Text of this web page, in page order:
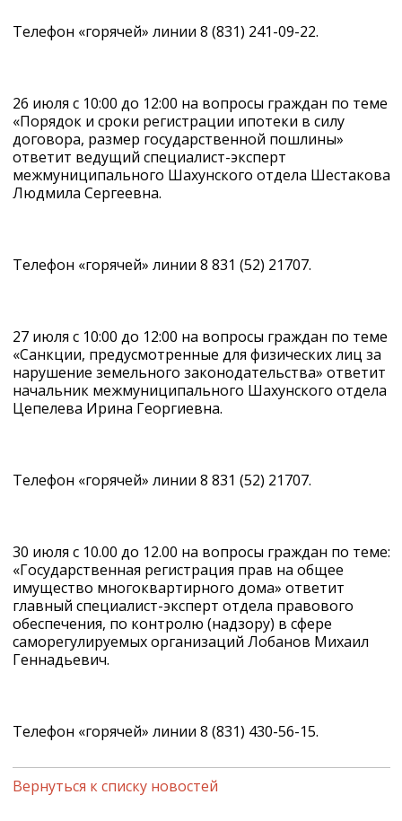
Телефон «горячей» линии 8 (831) 241-09-22.
26 июля с 10:00 до 12:00 на вопросы граждан по теме
«Порядок и сроки регистрации ипотеки в силу
договора, размер государственной пошлины»
ответит ведущий специалист-эксперт
межмуниципального Шахунского отдела Шестакова
Людмила Сергеевна.
Телефон «горячей» линии 8 831 (52) 21707.
27 июля с 10:00 до 12:00 на вопросы граждан по теме
«Санкции, предусмотренные для физических лиц за
нарушение земельного законодательства» ответит
начальник межмуниципального Шахунского отдела
Цепелева Ирина Георгиевна.
Телефон «горячей» линии 8 831 (52) 21707.
30 июля с 10.00 до 12.00 на вопросы граждан по теме:
«Государственная регистрация прав на общее
имущество многоквартирного дома» ответит
главный специалист-эксперт отдела правового
обеспечения, по контролю (надзору) в сфере
саморегулируемых организаций Лобанов Михаил
Геннадьевич.
Телефон «горячей» линии 8 (831) 430-56-15.
Вернуться к списку новостей